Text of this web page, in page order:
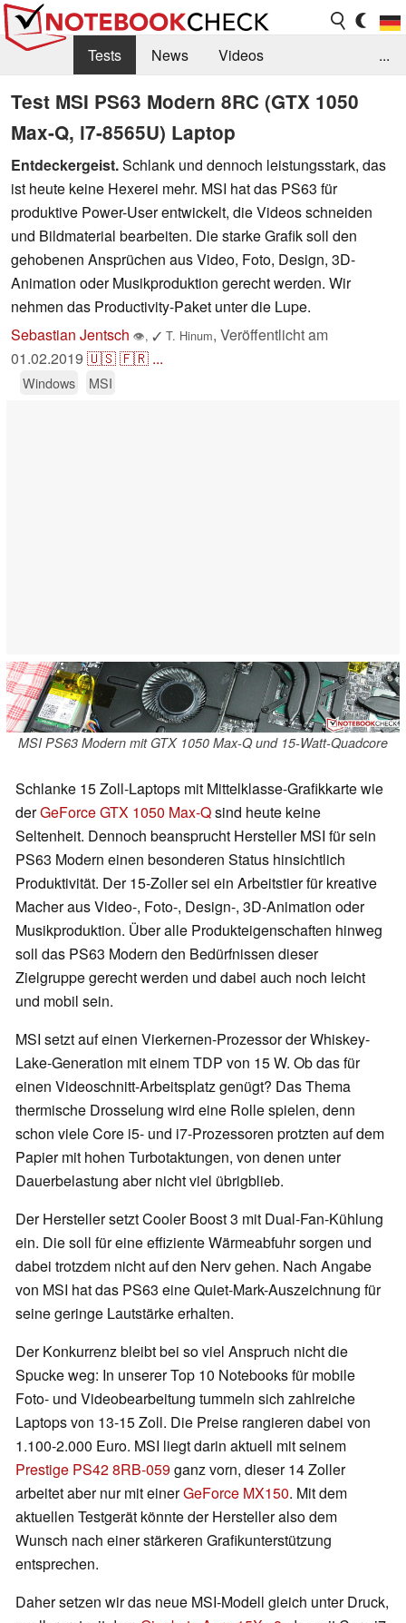
Tests News
Videos
Benchmarks & Tech
Externe Tests
Kaufberatung
Deals Suche
Forum
...
Test MSI PS63 Modern 8RC (GTX 1050
Max-Q, i7-8565U) Laptop
Entdeckergeist.Schlank und dennoch leistungsstark, das
ist heute keine Hexerei mehr. MSI hat das PS63 für
produktive Power-User entwickelt, die Videos schneiden
und Bildmaterial bearbeiten. Die starke Grafik soll den
gehobenen Ansprüchen aus Video, Foto, Design, 3D-
Animation oder Musikproduktion gerecht werden. Wir
nehmen das Productivity-Paket unter die Lupe.
Sebastian Jentsch 👁, ✓ T. Hinum, Veröffentlicht am
01.02.2019 🇺🇸🇫🇷 ...
Windows MSI
MSI PS63 Modern mit GTX 1050 Max-Q und 15-Watt-Quadcore
Schlanke 15 Zoll-Laptops mit Mittelklasse-Grafikkarte wie
derGeForce GTX 1050 Max-Qsind heute keine
Seltenheit. Dennoch beansprucht Hersteller MSI für sein
PS63 Modern einen besonderen Status hinsichtlich
Produktivität. Der 15-Zoller sei ein Arbeitstier für kreative
Macher aus Video-, Foto-, Design-, 3D-Animation oder
Musikproduktion. Über alle Produkteigenschaften hinweg
soll das PS63 Modern den Bedürfnissen dieser
Zielgruppe gerecht werden und dabei auch noch leicht
und mobil sein.
MSI setzt auf einen Vierkernen-Prozessor der Whiskey-
Lake-Generation mit einem TDP von 15 W. Ob das für
einen Videoschnitt-Arbeitsplatz genügt? Das Thema
thermische Drosselung wird eine Rolle spielen, denn
schon viele Core i5- und i7-Prozessoren protzten auf dem
Papier mit hohen Turbotaktungen, von denen unter
Dauerbelastung aber nicht viel übrigblieb.
Der Hersteller setzt Cooler Boost 3 mit Dual-Fan-Kühlung
ein. Die soll für eine effiziente Wärmeabfuhr sorgen und
dabei trotzdem nicht auf den Nerv gehen. Nach Angabe
von MSI hat das PS63 eine Quiet-Mark-Auszeichnung für
seine geringe Lautstärke erhalten.
Der Konkurrenz bleibt bei so viel Anspruch nicht die
Spucke weg: In unserer Top 10 Notebooks für mobile
Foto- und Videobearbeitung tummeln sich zahlreiche
Laptops von 13-15 Zoll. Die Preise rangieren dabei von
1.100-2.000 Euro. MSI liegt darin aktuell mit seinem
Prestige PS42 8RB-059ganz vorn, dieser 14 Zoller
arbeitet aber nur mit einerGeForce MX150. Mit dem
aktuellen Testgerät könnte der Hersteller also dem
Wunsch nach einer stärkeren Grafikunterstützung
entsprechen.
Daher setzen wir das neue MSI-Modell gleich unter Druck,